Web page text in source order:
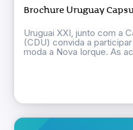
Brochure Uruguay
Uruguai XXI, junto com a
(CDU) convida a
moda a Nova Iorque. As